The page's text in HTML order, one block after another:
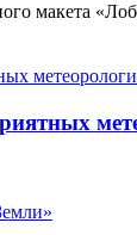
макета